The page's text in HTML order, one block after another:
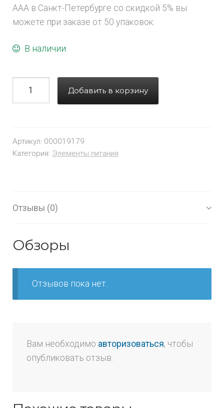
ААА в Санкт-Петербурге со скидкой 5% вы
можете при заказе от 50 упаковок.
В наличии
Добавить в корзину
Артикул: 000019179
Категория: Элементы питания
Отзывы (0)
Обзоры
Отзывов пока нет.
Вам необходимо авторизоваться, чтобы
опубликовать отзыв.